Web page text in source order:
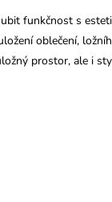
funkčnost s
oblečení,
prostor, ale i